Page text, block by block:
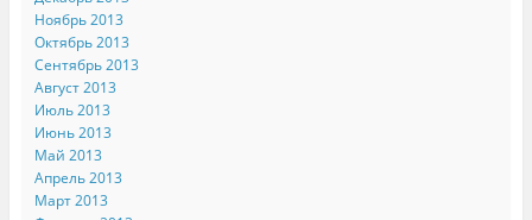
Ноябрь 2013
Октябрь 2013
Сентябрь 2013
Август 2013
Июль 2013
Июнь 2013
Май 2013
Апрель 2013
Март 2013